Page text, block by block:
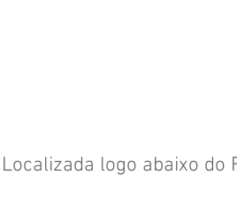
Localizada logo abaixo